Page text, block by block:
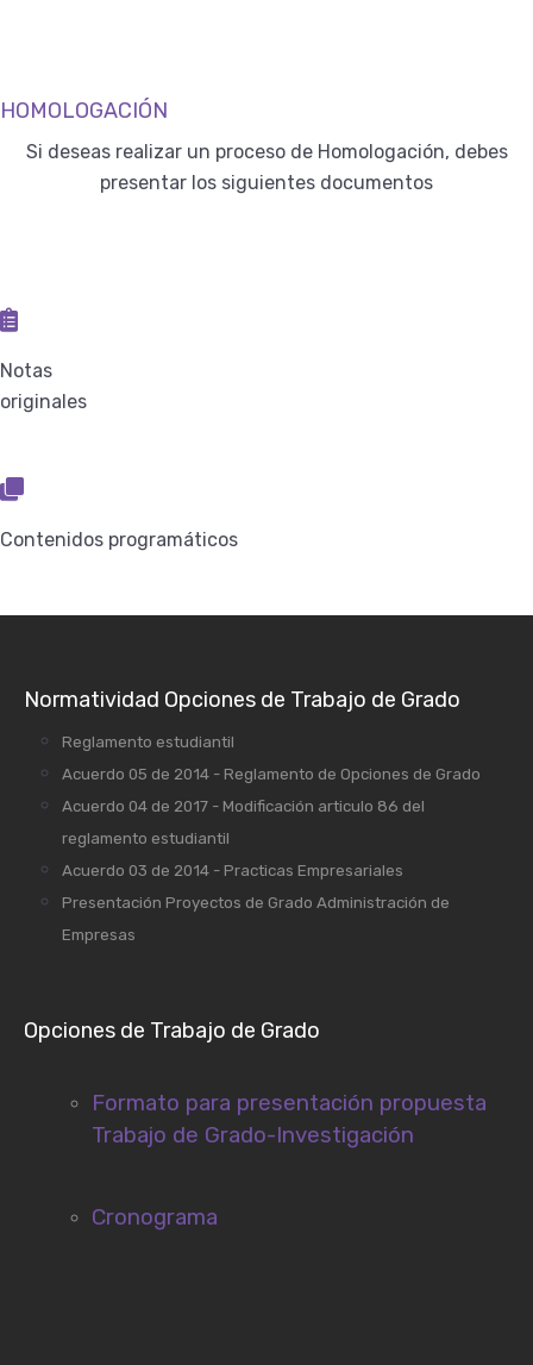
HOMOLOGACIÓN
Si deseas realizar un proceso de Homologación, debes
presentar los siguientes documentos
Notas
originales
Contenidos programáticos
Normatividad Opciones de Trabajo de Grado
Reglamento estudiantil
Acuerdo 05 de 2014 - Reglamento de Opciones de Grado
Acuerdo 04 de 2017 - Modificación articulo 86 del
reglamento estudiantil
Acuerdo 03 de 2014 - Practicas Empresariales
Presentación Proyectos de Grado Administración de
Empresas
Opciones de Trabajo de Grado
Formato para presentación propuesta
Trabajo de Grado-Investigación
Cronograma